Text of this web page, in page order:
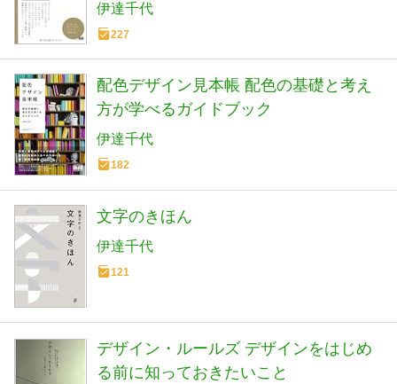
伊達千代
227
配色デザイン見本帳 配色の基礎と考え
方が学べるガイドブック
伊達千代
182
文字のきほん
伊達千代
121
デザイン・ルールズ デザインをはじめ
る前に知っておきたいこと